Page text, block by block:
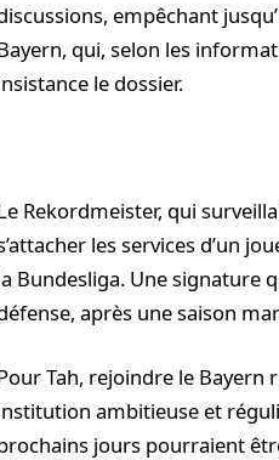
empêchant
qui, selon les
le dossier.
Rekordmeister, qui
les services d’un
Bundesliga. Une signature
après une saison
Tah, rejoindre le
ambitieuse et
jours pourraient